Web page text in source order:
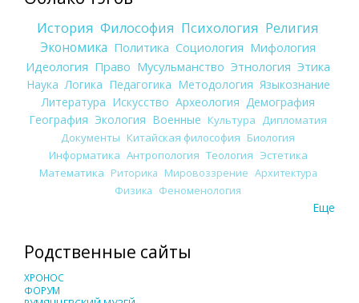
История Философия Психология Религия
Экономика Политика Социология Мифология
Идеология Право Мусульманство Этнология Этика
Наука Логика Педагогика Методология Языкознание
Литература Искусство Археология Демография
География Экология Военные Культура
Дипломатия
Документы Китайская философия Биология
Информатика Антропология Теология Эстетика
Математика Риторика Мировоззрение Архитектура
Физика Феноменология
Еще
Родственные сайты
ХРОНОС
ФОРУМ